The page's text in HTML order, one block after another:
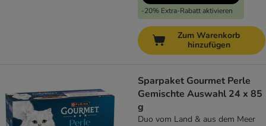
-20% Extra-Rabatt aktivieren
Zum Warenkorb
hinzufügen
Sparpaket Gourmet Perle
Gemischte Auswahl 24 x 85
g
Duo vom Land & aus dem Meer